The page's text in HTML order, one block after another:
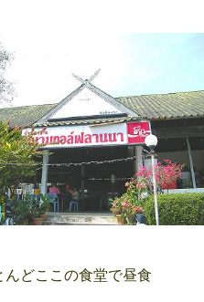
どここの食堂で昼食